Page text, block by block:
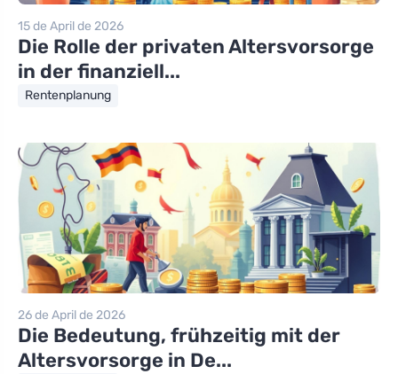
15 de April de 2026
Die Rolle der privaten Altersvorsorge
in der finanziell...
Rentenplanung
26 de April de 2026
Die Bedeutung, frühzeitig mit der
Altersvorsorge in De...